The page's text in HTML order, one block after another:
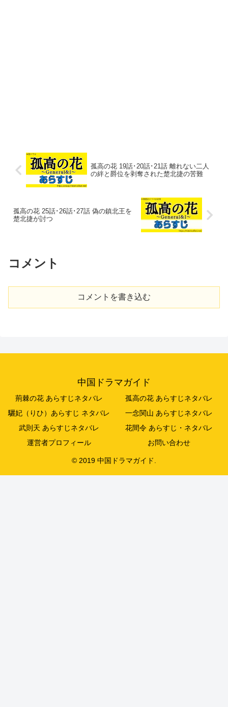
孤高の花 19話･20話･21話 離れない二人
の絆と爵位を剥奪された楚北捷の苦難
孤高の花 25話･26話･27話 偽の鎮北王を
楚北捷が討つ
コメント
コメントを書き込む
中国ドラマガイド
荊棘の花 あらすじネタバレ
孤高の花 あらすじネタバレ
驪妃（りひ）あらすじ ネタバレ
一念関山 あらすじネタバレ
武則天 あらすじネタバレ
花間令 あらすじ・ネタバレ
運営者プロフィール
お問い合わせ
© 2019 中国ドラマガイド.